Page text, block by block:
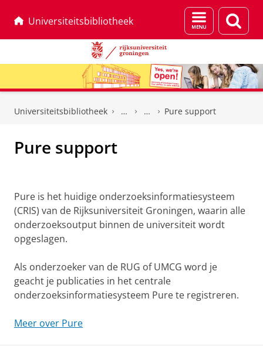
Universiteitsbibliotheek
Menu
en
Universiteitsbibliotheek Pure support
Pure support
FAQ
Pure is het huidige onderzoeksinformatiesysteem
(CRIS) van de Rijksuniversiteit Groningen, waarin alle
onderzoeksoutput binnen de universiteit wordt
opgeslagen.
Als onderzoeker van de RUG of UMCG word je
geacht je publicaties in het centrale
onderzoeksinformatiesysteem Pure te registreren.
Meer over Pure